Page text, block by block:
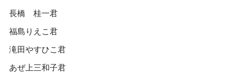
長橋 桂一君
福島りえこ君
滝田やすひこ君
あぜ上三和子君